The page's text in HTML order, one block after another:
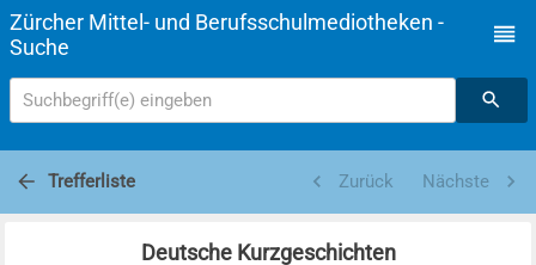
Zürcher Mittel- und Berufsschulmediotheken -
Suche
Suchbegriff(e) eingeben
Trefferliste Zurück Nächste
Deutsche Kurzgeschichten